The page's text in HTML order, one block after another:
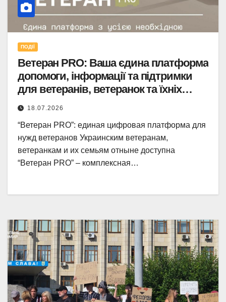
ПОДІЇ
Ветеран PRO: Ваша єдина платформа
допомоги, інформації та підтримки
для ветеранів, ветеранок та їхніх
сімей.
18.07.2026
“Ветеран PRO”: единая цифровая платформа для
нужд ветеранов Украинским ветеранам,
ветеранкам и их семьям отныне доступна
“Ветеран PRO” – комплексная…